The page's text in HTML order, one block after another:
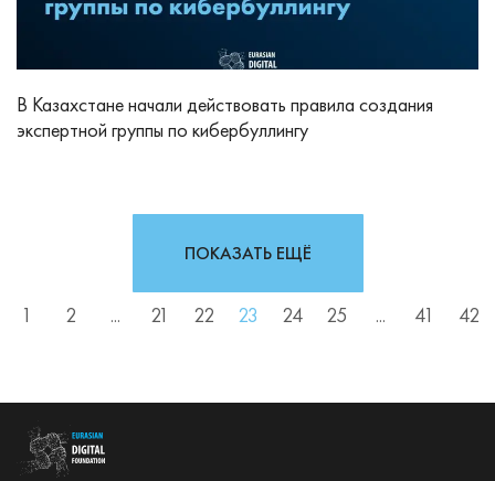
В Казахстане начали действовать правила создания
экспертной группы по кибербуллингу
1 2 ... 21 22 23 24 25 ... 41 42
ПОКАЗАТЬ ЕЩЁ